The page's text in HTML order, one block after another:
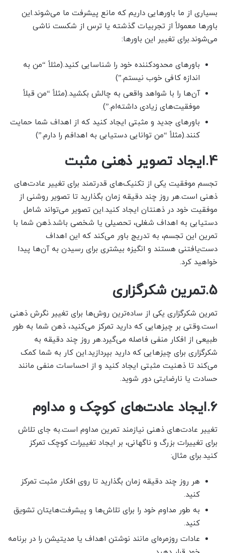
بسیاری از ما باورهایی داریم که مانع پیشرفت ما می‌شوند.این
باورها معمولاً از تجربیات گذشته یا ترس از شکست ناشی
می‌شوند.برای تغییر این باورها:
باورهای محدودکننده خود را شناسایی کنید.(مثلاً “من به
اندازه کافی خوب نیستم.”)
آن‌ها را با شواهد واقعی به چالش بکشید.(مثلاً “من قبلاً
موفقیت‌های زیادی داشته‌ام.”)
باورهای جدید و مثبتی ایجاد کنید که از اهداف شما حمایت
کنند.(مثلاً “من توانایی دستیابی به اهدافم را دارم.”)
4.ایجاد تصویر ذهنی مثبت
تجسم موفقیت یکی از تکنیک‌های قدرتمند برای تغییر عادت‌های
ذهنی است.هر روز چند دقیقه زمان بگذارید تا تصویر روشنی از
موفقیت خود در ذهنتان ایجاد کنید.این تصویر می‌تواند شامل
دستیابی به اهداف شغلی، تحصیلی یا شخصی باشد.ذهن شما با
تمرین این تجسم، به تدریج باور می‌کند که این اهداف
دست‌یافتنی هستند و انگیزه بیشتری برای رسیدن به آن‌ها پیدا
خواهید کرد.
5.تمرین شکرگزاری
تمرین شکرگزاری یکی از ساده‌ترین روش‌ها برای تغییر نگرش ذهنی
است.وقتی بر چیزهایی که دارید تمرکز می‌کنید، ذهن شما به طور
طبیعی از افکار منفی فاصله می‌گیرد.هر روز چند دقیقه به
شکرگزاری برای چیزهایی که دارید بپردازید.این کار به شما کمک
می‌کند تا ذهنیت مثبتی ایجاد کنید و از احساسات منفی مانند
حسادت یا نارضایتی دور شوید.
6.ایجاد عادت‌های کوچک و مداوم
تغییر عادت‌های ذهنی نیازمند تمرین مداوم است.به جای تلاش
برای تغییرات بزرگ و ناگهانی، بر ایجاد تغییرات کوچک تمرکز
کنید.برای مثال:
هر روز چند دقیقه زمان بگذارید تا روی افکار مثبت تمرکز
کنید.
به طور مداوم خود را برای تلاش‌ها و پیشرفت‌هایتان تشویق
کنید.
عادات روزمره‌ای مانند نوشتن اهداف یا مدیتیشن را در برنامه